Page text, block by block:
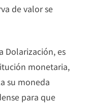
de valor se
Dolarización, es
monetaria,
su moneda
para que